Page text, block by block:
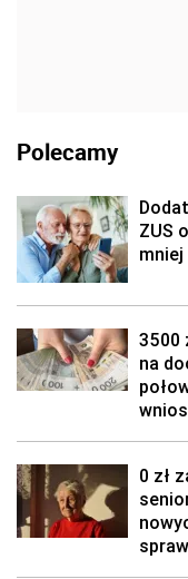
Polecamy
ZUS
mniej
3500
na
0 zł